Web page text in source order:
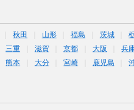
秋田 山形 福島 茨城
三重 滋賀 京都 大阪 兵
熊本 大分 宮崎 鹿児島